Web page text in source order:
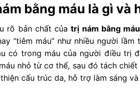
bằng máu là gì và
rõ bản chất củatrị nám bằng máu
“tiêm máu” như nhiều người
có trong máu của người điều trị
nhỏ từ cơ thể, sau đó tách
cấu trúc da, hỗ trợ làm sáng